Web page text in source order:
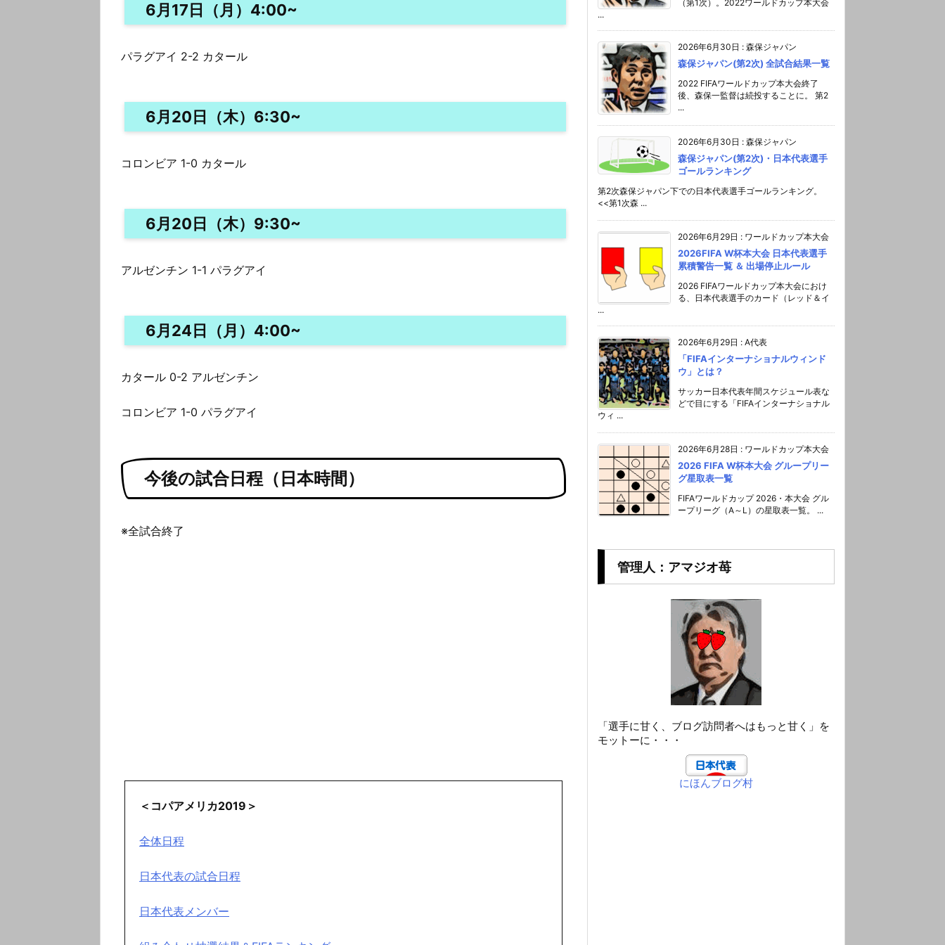
6月17日（月）4:00~
パラグアイ 2-2 カタール
6月20日（木）6:30~
コロンビア 1-0 カタール
6月20日（木）9:30~
アルゼンチン 1-1 パラグアイ
6月24日（月）4:00~
カタール 0-2 アルゼンチン
コロンビア 1-0 パラグアイ
今後の試合日程（日本時間）
※全試合終了
＜コパアメリカ2019＞
全体日程
日本代表の試合日程
日本代表メンバー
（第1次）。2022ワールドカップ本大会
...
2026年6月30日 : 森保ジャパン
森保ジャパン(第2次) 全試合結果一覧
2022 FIFAワールドカップ本大会終了
後、森保一監督は続投することに。 第2
...
2026年6月30日 : 森保ジャパン
森保ジャパン(第2次)・日本代表選手
ゴールランキング
第2次森保ジャパン下での日本代表選手ゴールランキング。
<<第1次森 ...
2026年6月29日 : ワールドカップ本大会
2026FIFA W杯本大会 日本代表選手
累積警告一覧 ＆ 出場停止ルール
2026 FIFAワールドカップ本大会におけ
る、日本代表選手のカード（レッド＆イ
...
2026年6月29日 : A代表
「FIFAインターナショナルウィンド
ウ」とは？
サッカー日本代表年間スケジュール表な
どで目にする「FIFAインターナショナル
ウィ ...
2026年6月28日 : ワールドカップ本大会
2026 FIFA W杯本大会 グループリー
グ星取表一覧
FIFAワールドカップ 2026・本大会 グル
ープリーグ（A～L）の星取表一覧。 ...
管理人：アマジオ苺
「選手に甘く、ブログ訪問者へはもっと甘く」を
モットーに・・・
にほんブログ村